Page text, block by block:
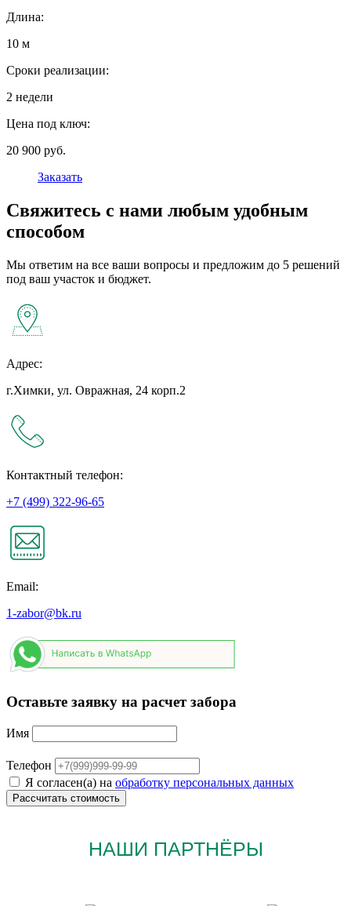
Длина:
10 м
Сроки реализации:
2 недели
Цена под ключ:
20 900 руб.
Заказать
Свяжитесь с нами любым удобным
способом
Мы ответим на все ваши вопросы и предложим до 5 решений
под ваш участок и бюджет.
Адрес:
г.Химки, ул. Овражная, 24 корп.2
Контактный телефон:
+7 (499) 322-96-65
Email:
1-zabor@bk.ru
Оставьте заявку на расчет забора
Имя
Телефон
Я согласен(а) на обработку персональных данных
НАШИ ПАРТНЁРЫ